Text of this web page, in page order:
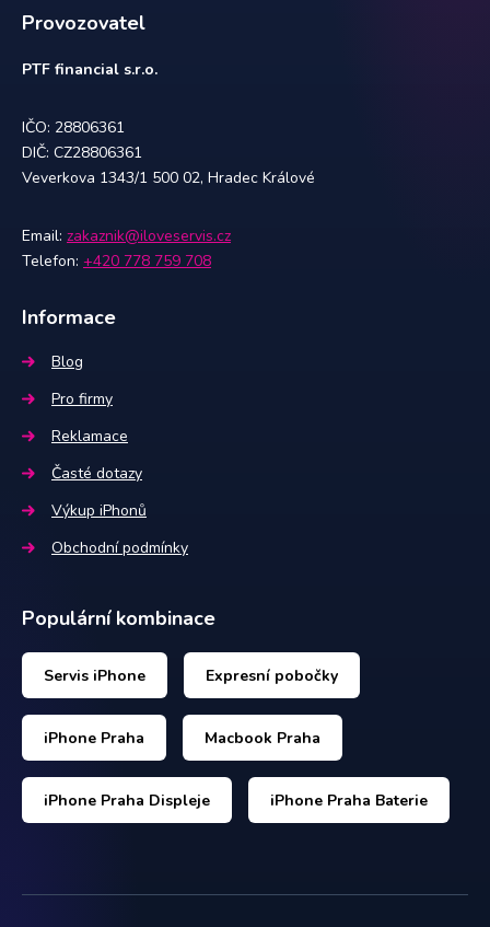
Provozovatel
PTF financial s.r.o.
IČO: 28806361
DIČ: CZ28806361
Veverkova 1343/1 500 02, Hradec Králové
Email: zakaznik@iloveservis.cz
Telefon: +420 778 759 708
Informace
Blog
Pro firmy
Reklamace
Časté dotazy
Výkup iPhonů
Obchodní podmínky
Populární kombinace
Servis iPhone Expresní pobočky
iPhone Praha Macbook Praha
iPhone Praha Displeje iPhone Praha Baterie